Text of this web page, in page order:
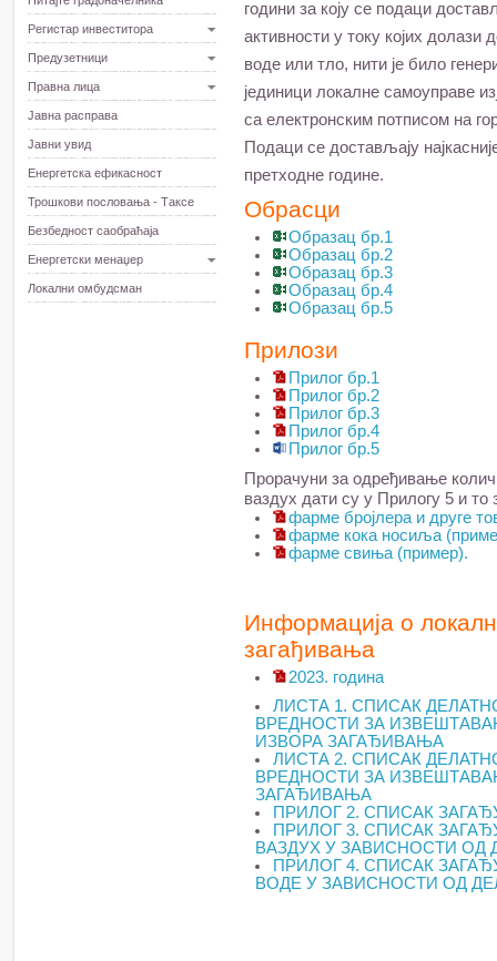
Регистар инвеститора
Предузетници
Правна лица
Јавна расправа
Јавни увид
Енергетска ефикасност
Трошкови пословања - Таксе
Безбедност саобраћаја
Енергетски менаџер
Локални омбудсман
години за коју се подаци
активности у току којих долази
воде или тло, нити је било
јединици локалне самоуправе
са електронским потписом на
Подаци се достављају
претходне године.
Обрасци
Образац бр.1
Образац бр.2
Образац бр.3
Образац бр.4
Образац бр.5
Прилози
Прилог бр.1
Прилог бр.2
Прилог бр.3
Прилог бр.4
Прилог бр.5
Прорачуни за одређивање
ваздух дати су у Прилогу 5 и то
фарме бројлера и друге
фарме кока носиља
фарме свиња (пример).
Информација о
загађивања
2023. година
ЛИСТА 1. СПИСАК
ВРЕДНОСТИ ЗА
ИЗВОРА ЗАГАЂИВАЊА
ЛИСТА 2. СПИСАК
ВРЕДНОСТИ ЗА
ЗАГАЂИВАЊА
ПРИЛОГ 2. СПИСАК
ПРИЛОГ 3. СПИСАК
ВАЗДУХ У ЗАВИСНОСТИ ОД
ПРИЛОГ 4. СПИСАК
ВОДЕ У ЗАВИСНОСТИ ОД